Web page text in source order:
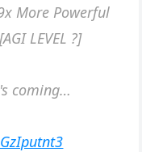
More Powerful
LEVEL ?]
coming…